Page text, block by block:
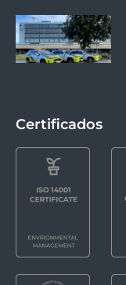
Certificados